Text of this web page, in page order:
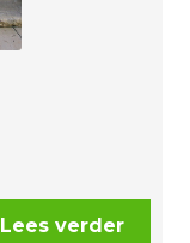
Lees verder